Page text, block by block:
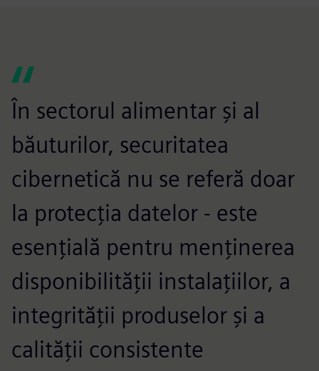
În sectorul alimentar și al
băuturilor, securitatea
cibernetică nu se referă doar
la protecția datelor - este
esențială pentru menținerea
disponibilității instalațiilor, a
integrității produselor și a
calității consistente